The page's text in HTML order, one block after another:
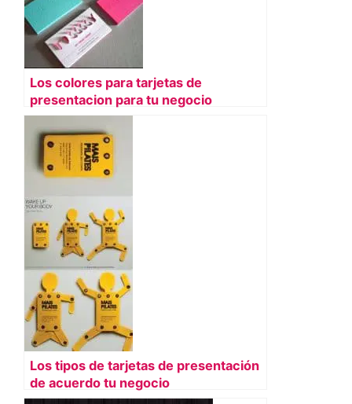
Los colores para tarjetas de
presentacion para tu negocio
Los tipos de tarjetas de presentación
de acuerdo tu negocio